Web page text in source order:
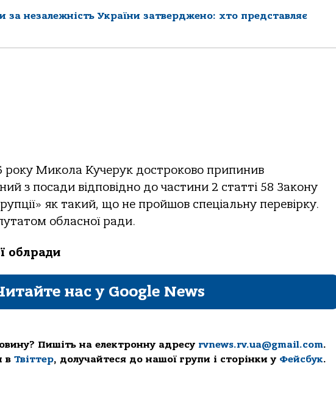
за незалежність України затверджено: хто представляє
року Микола Кучерук достроково припинив
з посади відповідно до частини 2 статті 58 Закону
як такий, що не пройшов спеціальну перевірку.
обласної ради.
облради
нас у Google News
Пишіть на електронну адресу rvnews.rv.ua@gmail.com.
в Твіттер, долучайтеся до нашої групи і сторінки у Фейсбук.